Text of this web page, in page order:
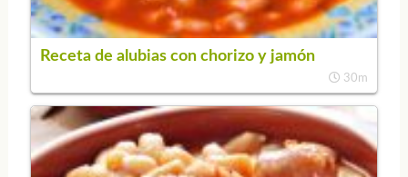
Receta de alubias con chorizo y jamón
30m